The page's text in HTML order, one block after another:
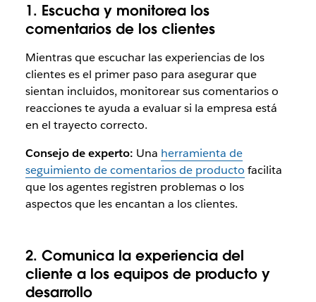
1. Escucha y monitorea los
comentarios de los clientes
Mientras que escuchar las experiencias de los
clientes es el primer paso para asegurar que
sientan incluidos, monitorear sus comentarios o
reacciones te ayuda a evaluar si la empresa está
en el trayecto correcto.
Consejo de experto: Una herramienta de
seguimiento de comentarios de producto facilita
que los agentes registren problemas o los
aspectos que les encantan a los clientes.
2. Comunica la experiencia del
cliente a los equipos de producto y
desarrollo